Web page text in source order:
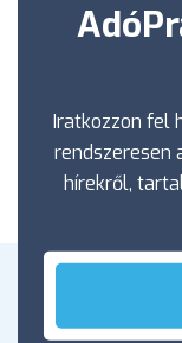
Iratkozzon fel
rendszeresen
hírekről,